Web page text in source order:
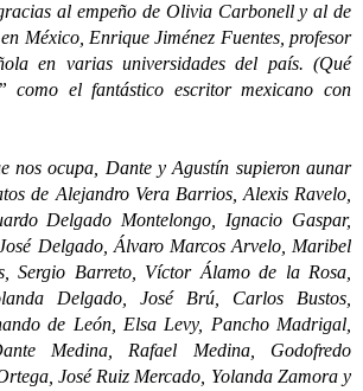
al empeño de Olivia Carbonell y al de
México, Enrique Jiménez Fuentes, profesor
en varias universidades del país. (Qué
como el fantástico escritor mexicano con
ocupa, Dante y Agustín supieron aunar
de Alejandro Vera Barrios, Alexis Ravelo,
Delgado Montelongo, Ignacio Gaspar,
Delgado, Álvaro Marcos Arvelo, Maribel
Sergio Barreto, Víctor Álamo de la Rosa,
Delgado, José Brú, Carlos Bustos,
de León, Elsa Levy, Pancho Madrigal,
Medina, Rafael Medina, Godofredo
José Ruiz Mercado, Yolanda Zamora y